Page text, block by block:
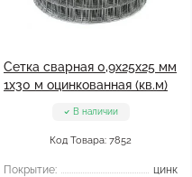
Сетка сварная 0,9x25x25 мм
1x30 м оцинкованная (кв.м)
В наличии
Код Товара: 7852
Покрытие:
цинк